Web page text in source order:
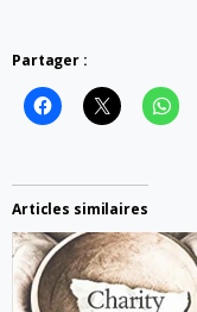
Partager :
Articles similaires